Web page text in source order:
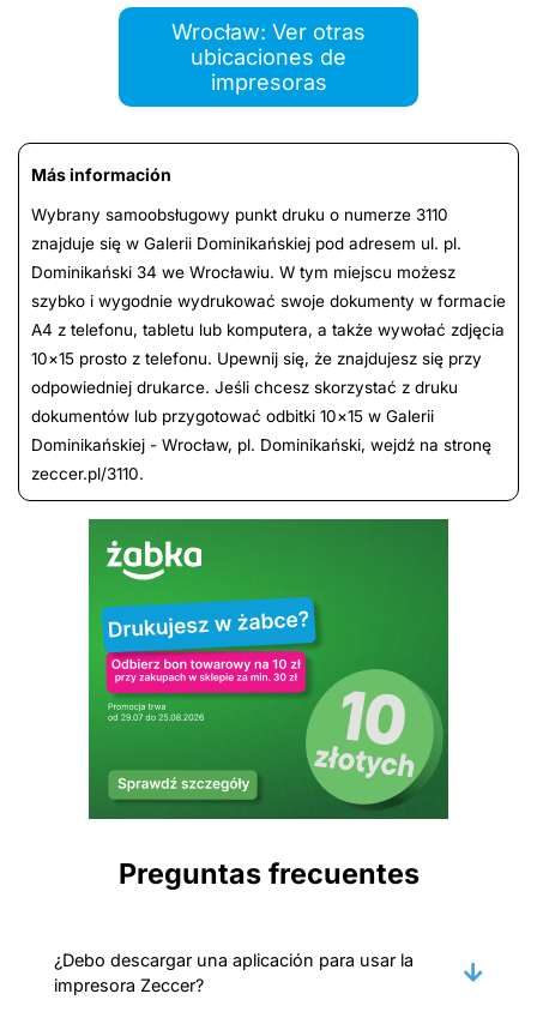
Wrocław: Ver otras
ubicaciones de
impresoras
Más información
Wybrany samoobsługowy punkt druku o numerze 3110
znajduje się w Galerii Dominikańskiej pod adresem ul. pl.
Dominikański 34 we Wrocławiu. W tym miejscu możesz
szybko i wygodnie wydrukować swoje dokumenty w formacie
A4 z telefonu, tabletu lub komputera, a także wywołać zdjęcia
10×15 prosto z telefonu. Upewnij się, że znajdujesz się przy
odpowiedniej drukarce. Jeśli chcesz skorzystać z druku
dokumentów lub przygotować odbitki 10×15 w Galerii
Dominikańskiej - Wrocław, pl. Dominikański, wejdź na stronę
zeccer.pl/3110.
Preguntas frecuentes
¿Debo descargar una aplicación para usar la
impresora Zeccer?